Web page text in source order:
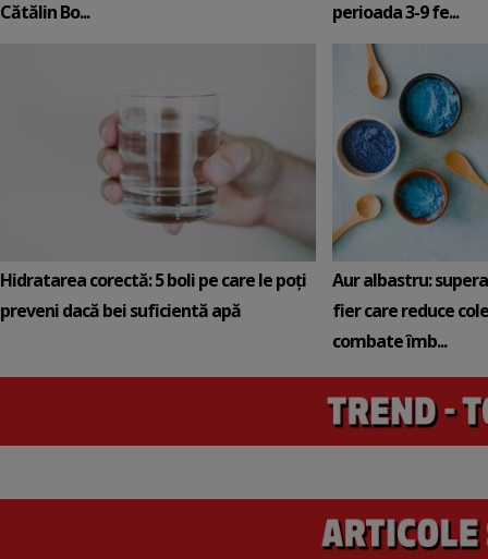
Cătălin Bo...
perioada 3-9 fe...
Hidratarea corectă: 5 boli pe care le poți
preveni dacă bei suficientă apă
Aur albastru:
fier care reduce
combate îmb...